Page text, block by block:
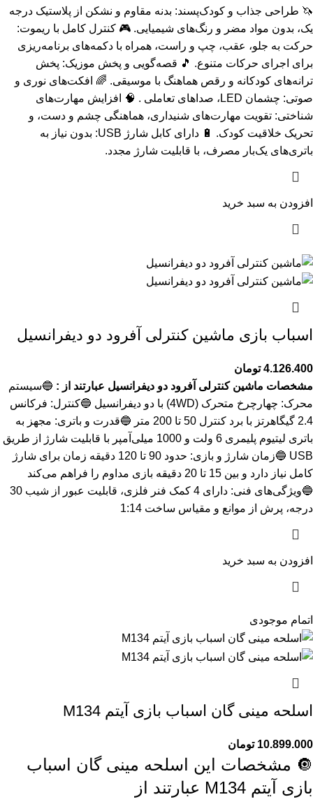
🦄 طراحی جذاب و کودک‌پسند: بدنه مقاوم و نشکن از پلاستیک درجه
یک، بدون مواد مضر و رنگ‌های شیمیایی. 🎮 کنترل کامل با ریموت:
حرکت به جلو، عقب، چپ و راست، همراه با دکمه‌های برنامه‌ریزی
برای اجرای حرکات متنوع. 🎵 قصه‌گویی و پخش موزیک: پخش
ترانه‌های کودکانه و رقص هماهنگ با موسیقی. 🌈 افکت‌های نوری و
صوتی: چشمان LED، صداهای تعاملی . 🧠 افزایش مهارت‌های
شناختی: تقویت مهارت‌های شنیداری، هماهنگی چشم و دست، و
تحریک خلاقیت کودک. 🔋 دارای کابل شارژ USB: بدون نیاز به
باتری‌های یک‌بار مصرف، با قابلیت شارژ مجدد.
افزودن به سبد خرید
اسباب بازی ماشین کنترلی آفرود دو دیفرانسیل
4.126.400 تومان
مشخصات ماشین کنترلی آفرود دو دیفرانسیل عبارتند از : 🔵سیستم
محرک: چهارچرخ متحرک (4WD) با دو دیفرانسیل 🔵کنترل: فرکانس
2.4 گیگاهرتز با برد کنترل 50 تا 200 متر 🔵قدرت و باتری: مجهز به
باتری لیتیوم پلیمری 6 ولت و 1000 میلی‌آمپر با قابلیت شارژ از طریق
USB 🔵زمان شارژ و بازی: حدود 90 تا 120 دقیقه زمان برای شارژ
کامل نیاز دارد و بین 15 تا 20 دقیقه بازی مداوم را فراهم می‌کند
🔵ویژگی‌های فنی: دارای 4 کمک فنر فلزی، قابلیت عبور از شیب 30
درجه، پرش از موانع و مقیاس ساخت 1:14
افزودن به سبد خرید
اتمام موجودی
اسلحه مینی گان اسباب بازی آیتم M134
10.899.000 تومان
🔘 مشخصات این اسلحه مینی گان اسباب
بازی آیتم M134 عبارتند از